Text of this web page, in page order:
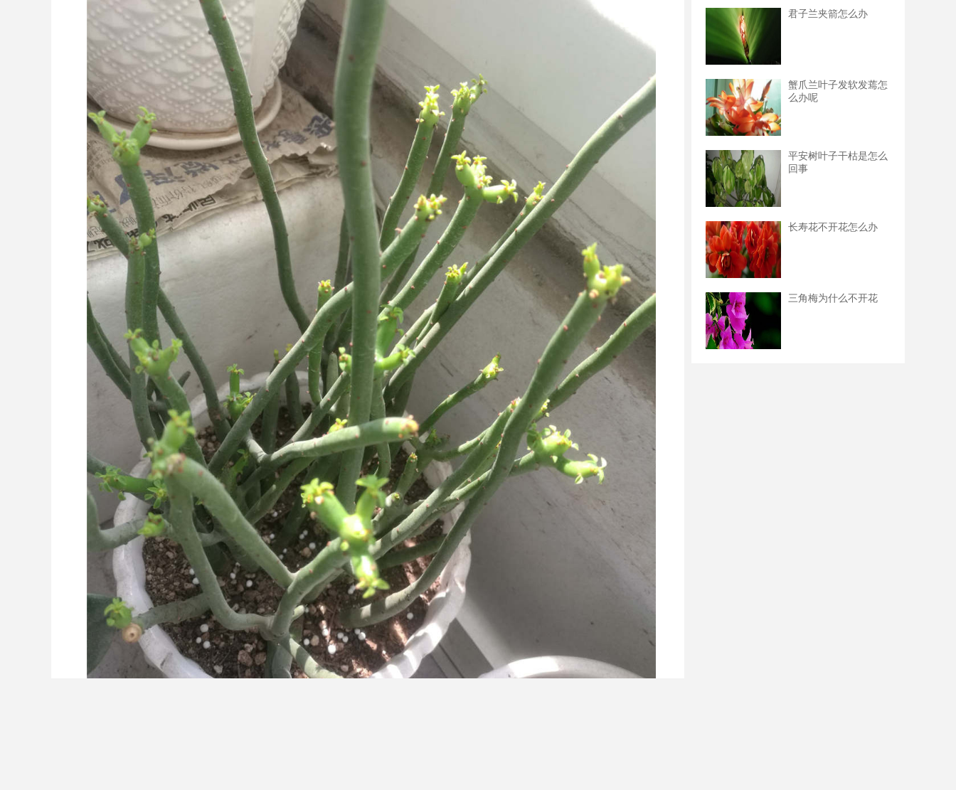
君子兰夹箭怎么办
蟹爪兰叶子发软发蔫怎
么办呢
平安树叶子干枯是怎么
回事
长寿花不开花怎么办
三角梅为什么不开花